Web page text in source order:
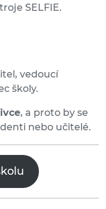
SELFIE.
vedoucí
školy.
, a proto by se
nebo učitelé.